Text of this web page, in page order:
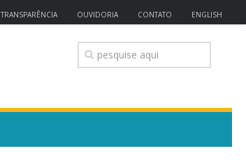
TRANSPARÊNCIA OUVIDORIA CONTATO ENGLISH